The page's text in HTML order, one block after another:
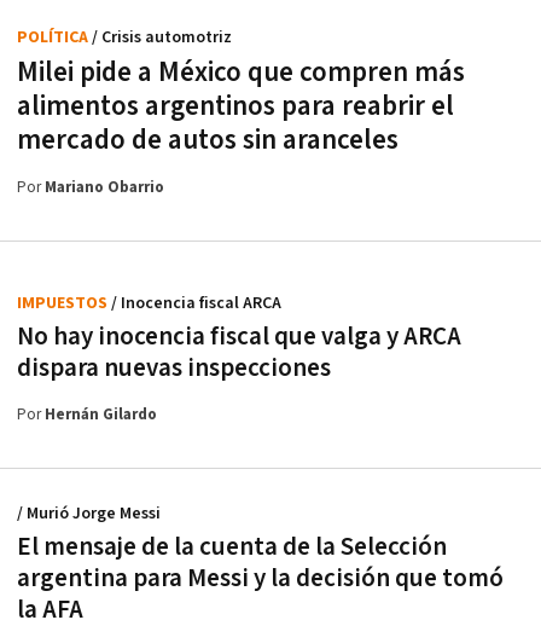
Milei pide a México que compren más
alimentos argentinos para reabrir el
mercado de autos sin aranceles
POLÍTICA/ Crisis automotriz
PorMariano Obarrio
No hay inocencia fiscal que valga y ARCA
dispara nuevas inspecciones
IMPUESTOS / Inocencia fiscal ARCA
PorHernán Gilardo
El mensaje de la cuenta de la Selección
argentina para Messi y la decisión que tomó
la AFA
/ Murió Jorge Messi